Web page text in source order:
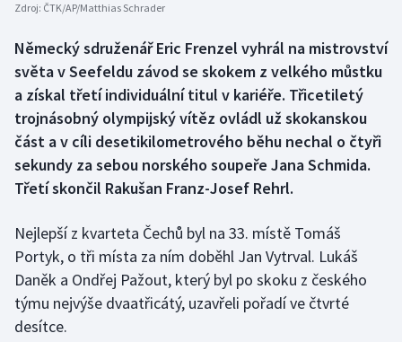
Box
Curling
Dostihy
Futsal
Golf
Gymnastika
Zdroj: ČTK/AP/Matthias Schrader
Německý sdruženář Eric Frenzel vyhrál na mistrovství
světa v Seefeldu závod se skokem z velkého můstku
a získal třetí individuální titul v kariéře. Třicetiletý
trojnásobný olympijský vítěz ovládl už skokanskou
část a v cíli desetikilometrového běhu nechal o čtyři
sekundy za sebou norského soupeře Jana Schmida.
Třetí skončil Rakušan Franz-Josef Rehrl.
Nejlepší z kvarteta Čechů byl na 33. místě Tomáš
Portyk, o tři místa za ním doběhl Jan Vytrval. Lukáš
Daněk a Ondřej Pažout, který byl po skoku z českého
týmu nejvýše dvaatřicátý, uzavřeli pořadí ve čtvrté
desítce.